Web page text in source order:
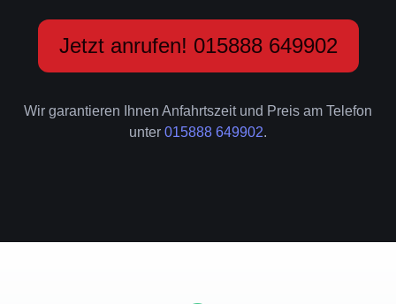
Jetzt anrufen! 015888 649902
Wir garantieren Ihnen Anfahrtszeit und Preis am Telefon
unter 015888 649902.